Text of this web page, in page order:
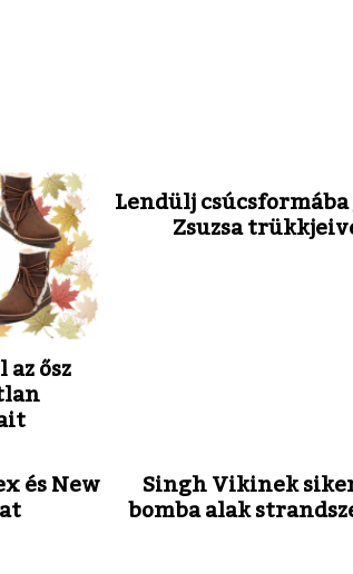
ősz
Lendülj csúcsformába
Zsuzsa
és New
Singh Vikinek
bomba alak